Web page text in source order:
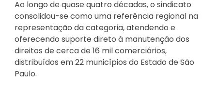
Ao longo de quase quatro décadas, o sindicato
consolidou-se como uma referência regional na
representação da categoria, atendendo e
oferecendo suporte direto à manutenção dos
direitos de cerca de 16 mil comerciários,
distribuídos em 22 municípios do Estado de São
Paulo.